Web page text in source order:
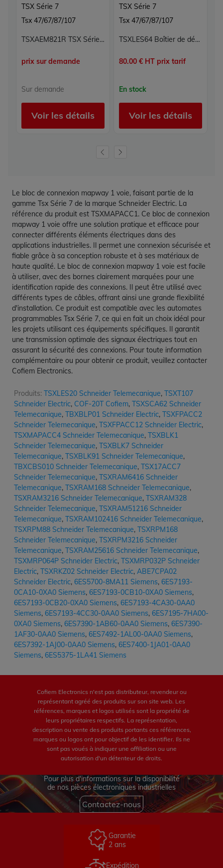
TSX Série 7
Tsx 47/67/87/107
TSXAEM821R TSX Série 7 Schneider Electric
prix sur demande
Sur demande
Voir les détails
TSX Série 7
Tsx 47/67/87/107
TSXLES64 Boîtier de dérivation locale 64 points Schneider Electric TSX Série 7 borniers à vis
80.00 € HT prix tarif
En stock
Voir les détails
Le bloc de connexion mapway 1 voie, faisant partie de la
gamme Tsx Série 7 de la marque Schneider Electric. La
référence du produit est TSXMAPACC1. Ce bloc de connexion
mapway 1 voie offre une solution pratique et efficace pour
connecter différents éléments électriques dans des
applications industrielles. Il permet une connexion sécurisée et
fiable grâce à sa conception robuste et à ses matériaux de
haute qualité. Le bloc de connexion mapway 1 voie est facile
à utiliser, avec des bornes clairement marquées pour une
identification rapide des connexions. Il peut être utilisé avec
différents types de câbles, offrant ainsi une grande flexibilité
d'installation. Ce produit est compatible avec les automates
programmables Tsx Série 7, ce qui en fait un choix idéal pour
les projets utilisant ces équipements spécifiques. Il garantit
une transmission optimale des signaux électriques tout en
assurant la sécurité des connexions. Pour toute information
complémentaire ou pour obtenir ce produit, veuillez contacter
Cofiem Electronics.
Produits: TSXLES20 Schneider Telemecanique, TSXT107
Schneider Electric, COF-20T Cofiem, TSXSCA62 Schneider
Telemecanique, TBXBLP01 Schneider Electric, TSXFPACC2
Schneider Telemecanique, TSXFPACC12 Schneider Electric,
TSXMAPACC4 Schneider Telemecanique, TSXBLK1
Schneider Telemecanique, TSXBLK7 Schneider
Telemecanique, TSXBLK91 Schneider Telemecanique,
TBXCBS010 Schneider Telemecanique, TSX17ACC7
Schneider Telemecanique, TSXRAM6416 Schneider
Telemecanique, TSXRAM168 Schneider Telemecanique,
TSXRAM3216 Schneider Telemecanique, TSXRAM328
Schneider Telemecanique, TSXRAM51216 Schneider
Telemecanique, TSXRAM102416 Schneider Telemecanique,
TSXRPM88 Schneider Telemecanique, TSXRPM168
Schneider Telemecanique, TSXRPM3216 Schneider
Telemecanique, TSXRAM25616 Schneider Telemecanique,
TSXMRP064P Schneider Electric, TSXMRP032P Schneider
Electric, TSXRKZ02 Schneider Electric, ABE7CPA02
Schneider Electric, 6ES5700-8MA11 Siemens, 6ES7193-
0CA10-0XA0 Siemens, 6ES7193-0CB10-0XA0 Siemens,
6ES7193-0CB20-0XA0 Siemens, 6ES7193-4CA30-0AA0
Siemens, 6ES7193-4CC30-0AA0 Siemens, 6ES7195-7HA00-
0XA0 Siemens, 6ES7390-1AB60-0AA0 Siemens, 6ES7390-
1AF30-0AA0 Siemens, 6ES7492-1AL00-0AA0 Siemens,
6ES7392-1AJ00-0AA0 Siemens, 6ES7400-1JA01-0AA0
Siemens, 6ES5375-1LA41 Siemens
Cofiem Electronics n'est pas distributeur, revendeur ou
représentant agréé des produits sur son site web. Les
références, marques et logos utilisés sont la propriété de
leurs propriétaires respectifs. La représentation,
description ou vente des produits portants ces références,
marques ou logos ont pour objectif de les identifier. Ils ne
sont pas voués à indiquer une affiliation ou une
autorisation d'un détenteur de droits.
Pour plus d'informations sur la disponibilité
de nos pièces électroniques industrielles
Contactez-nous
Garantie
2 ans
Expédition